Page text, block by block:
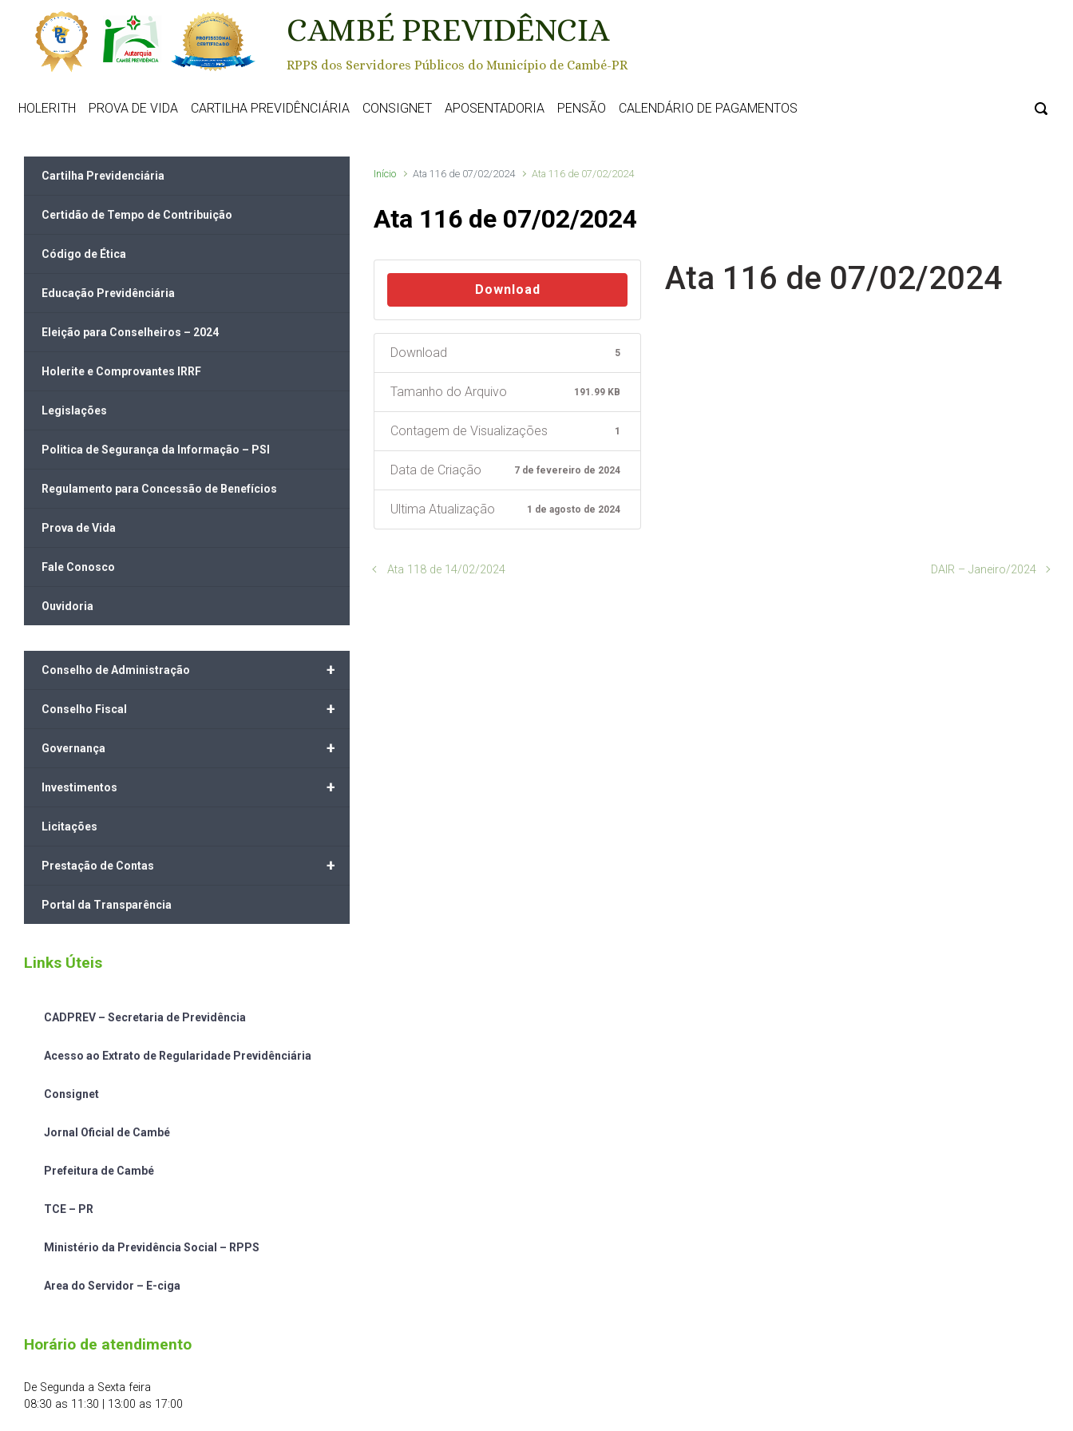
Skip to main content
CAMBÉ PREVIDÊNCIA
RPPS dos Servidores Públicos do Município de Cambé-PR
HOLERITH PROVA DE VIDA CARTILHA PREVIDÊNCIÁRIA CONSIGNET APOSENTADORIA PENSÃO CALENDÁRIO DE PAGAMENTOS
Início Ata 116 de 07/02/2024 Ata 116 de 07/02/2024
Ata 116 de 07/02/2024
Download
Download 5
Tamanho do Arquivo 191.99 KB
Contagem de Visualizações 1
Data de Criação 7 de fevereiro de 2024
Ultima Atualização 1 de agosto de 2024
Ata 116 de 07/02/2024
Ata 118 de 14/02/2024 DAIR – Janeiro/2024
Cartilha Previdenciária
Certidão de Tempo de Contribuição
Código de Ética
Educação Previdênciária
Eleição para Conselheiros – 2024
Holerite e Comprovantes IRRF
Legislações
Politica de Segurança da Informação – PSI
Regulamento para Concessão de Benefícios
Prova de Vida
Fale Conosco
Ouvidoria
+
Conselho de Administração
+
Conselho Fiscal
+
Governança
+
Investimentos
Licitações
+
Prestação de Contas
Portal da Transparência
Links Úteis
CADPREV – Secretaria de Previdência
Acesso ao Extrato de Regularidade Previdênciária
Consignet
Jornal Oficial de Cambé
Prefeitura de Cambé
TCE – PR
Ministério da Previdência Social – RPPS
Area do Servidor – E-ciga
Horário de atendimento
De Segunda a Sexta feira
08:30 as 11:30 | 13:00 as 17:00